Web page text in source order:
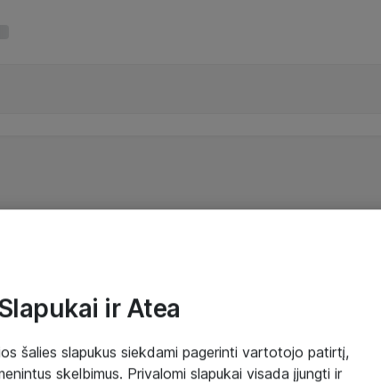
ir Atea
šalies slapukus siekdami pagerinti vartotojo patirtį,
skelbimus. Privalomi slapukai visada įjungti ir